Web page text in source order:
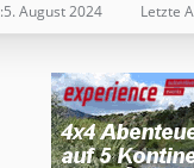
5. August 2024 Letzte